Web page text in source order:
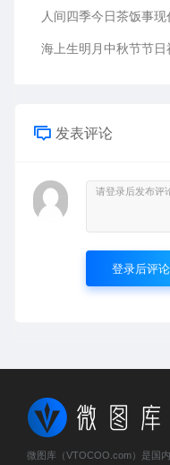
发表评论
登录后评论
微图库（VTOCOO.com）是国